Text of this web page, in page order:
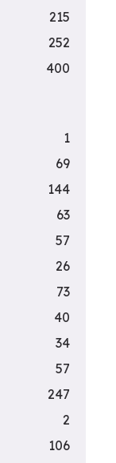
215
252
400
1
69
144
63
57
26
73
40
34
57
247
2
106